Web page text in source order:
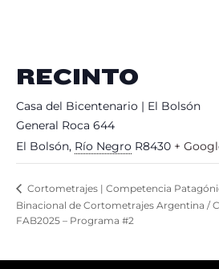
RECINTO
Casa del Bicentenario | El Bolsón
General Roca 644
El Bolsón, Río Negro R8430 +
Cortometrajes | Competencia
Binacional de Cortometrajes Argentina /
FAB2025 – Programa #2